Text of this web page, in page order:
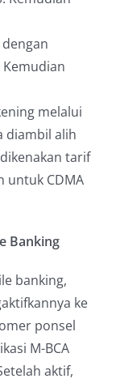
Kemudian
melalui
diambil alih
tarif
untuk CDMA
Banking
banking,
ke
ponsel
M-BCA
aktif,